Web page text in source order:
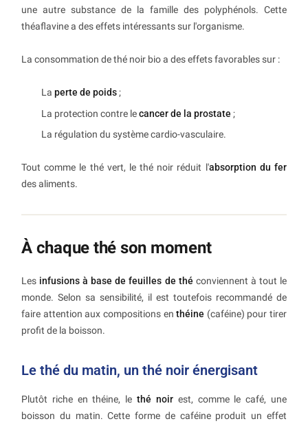
une autre substance de la famille des polyphénols. Cette
théaflavine a des effets intéressants sur l'organisme.
La consommation de thé noir bio a des effets favorables sur :
La perte de poids;
La protection contre lecancer de la prostate ;
La régulation du système cardio-vasculaire.
Tout comme le thé vert, le thé noir réduit l'absorption du fer
des aliments.
À chaque thé son moment
Les infusions à base de feuilles de thé conviennent à tout le
monde. Selon sa sensibilité, il est toutefois recommandé de
faire attention aux compositions enthéine (caféine) pour tirer
profit de la boisson.
Le thé du matin, un thé noir énergisant
Plutôt riche en théine, lethé noirest, comme le café, une
boisson du matin. Cette forme de caféine produit un effet